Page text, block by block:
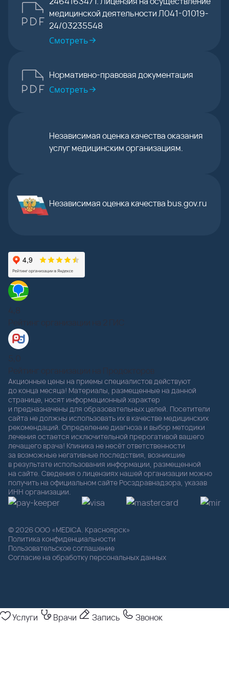
медицинской деятельности Л041-01019-
24/03235548
Смотреть
Нормативно-правовая документация
Смотреть
Независимая оценка качества оказания
услуг медицинским организациям.
Независимая оценка качества bus.gov.ru
4,8
Рейтинг организации на 2 ГИС
5,0
Рейтинг организации на Продокторов
Акционные цены на приемы специалистов действуют
до конца месяца! Материалы, размещенные на данной
странице, носят информационный характер
и предназначены для образовательных целей. Посетители
сайта не должны использовать их в качестве медицинских
рекомендаций. Определение диагноза и выбор методики
лечения остается исключительной прерогативой вашего
лечащего врача! Клиника не несёт ответственности
за возможные негативные последствия, возникшие
в результате использования информации, размещенной
на сайте. Сведения о лицензиях нашей организации можно
получить на официальном сайте Росздравнадзора, указав
ИНН организации.
© 2026 ООО «MEDICA. Красноярск»
Политика конфиденциальности
Пользовательское соглашение
Согласие на обработку персональных данных
Услуги Врачи Запись Звонок